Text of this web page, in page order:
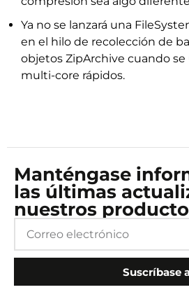
Ya no se lanzará una
en el hilo de recolección de
objetos ZipArchive cuando
multi-core rápidos.
Manténgase
las últimas
nuestros
Suscríbase